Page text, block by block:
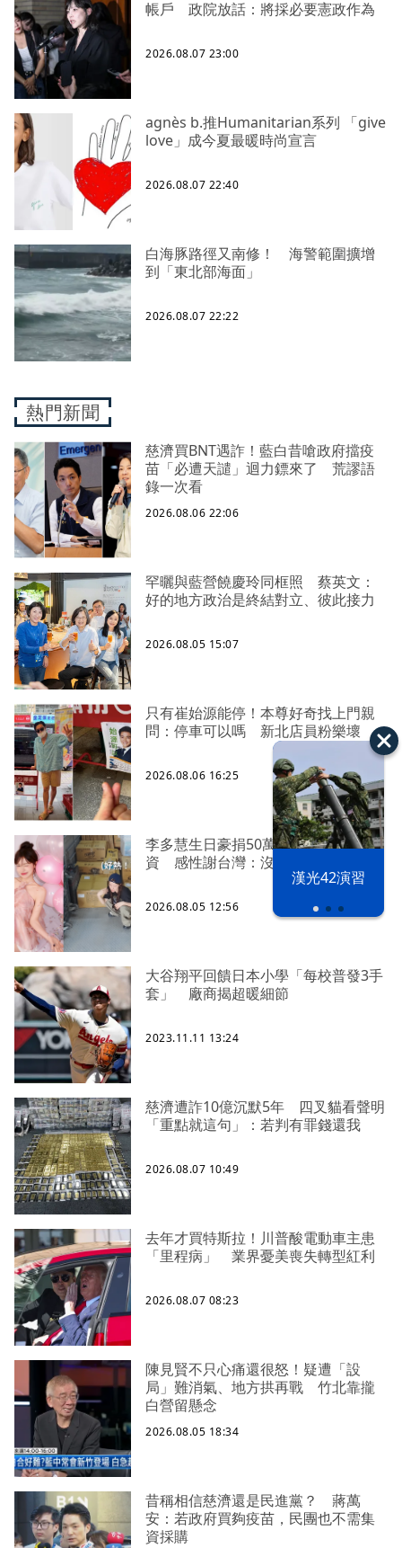
漢光42演習
帳戶 政院放話：將採必要憲政作為
2026.08.07 23:00
agnès b.推Humanitarian系列 「give
love」成今夏最暖時尚宣言
2026.08.07 22:40
白海豚路徑又南修！ 海警範圍擴增
到「東北部海面」
2026.08.07 22:22
熱門新聞
慈濟買BNT遇詐！藍白昔嗆政府擋疫
苗「必遭天譴」迴力鏢來了 荒謬語
錄一次看
2026.08.06 22:06
罕曬與藍營饒慶玲同框照 蔡英文：
好的地方政治是終結對立、彼此接力
2026.08.05 15:07
只有崔始源能停！本尊好奇找上門親
問：停車可以嗎 新北店員粉樂壞
2026.08.06 16:25
李多慧生日豪捐50萬、親搭卡車送物
資 感性謝台灣：沒有大家就沒我
2026.08.05 12:56
大谷翔平回饋日本小學「每校普發3手
套」 廠商揭超暖細節
2023.11.11 13:24
慈濟遭詐10億沉默5年 四叉貓看聲明
「重點就這句」：若判有罪錢還我
2026.08.07 10:49
去年才買特斯拉！川普酸電動車主患
「里程病」 業界憂美喪失轉型紅利
2026.08.07 08:23
陳見賢不只心痛還很怒！疑遭「設
局」難消氣、地方拱再戰 竹北靠攏
白營留懸念
2026.08.05 18:34
昔稱相信慈濟還是民進黨？ 蔣萬
安：若政府買夠疫苗，民團也不需集
資採購